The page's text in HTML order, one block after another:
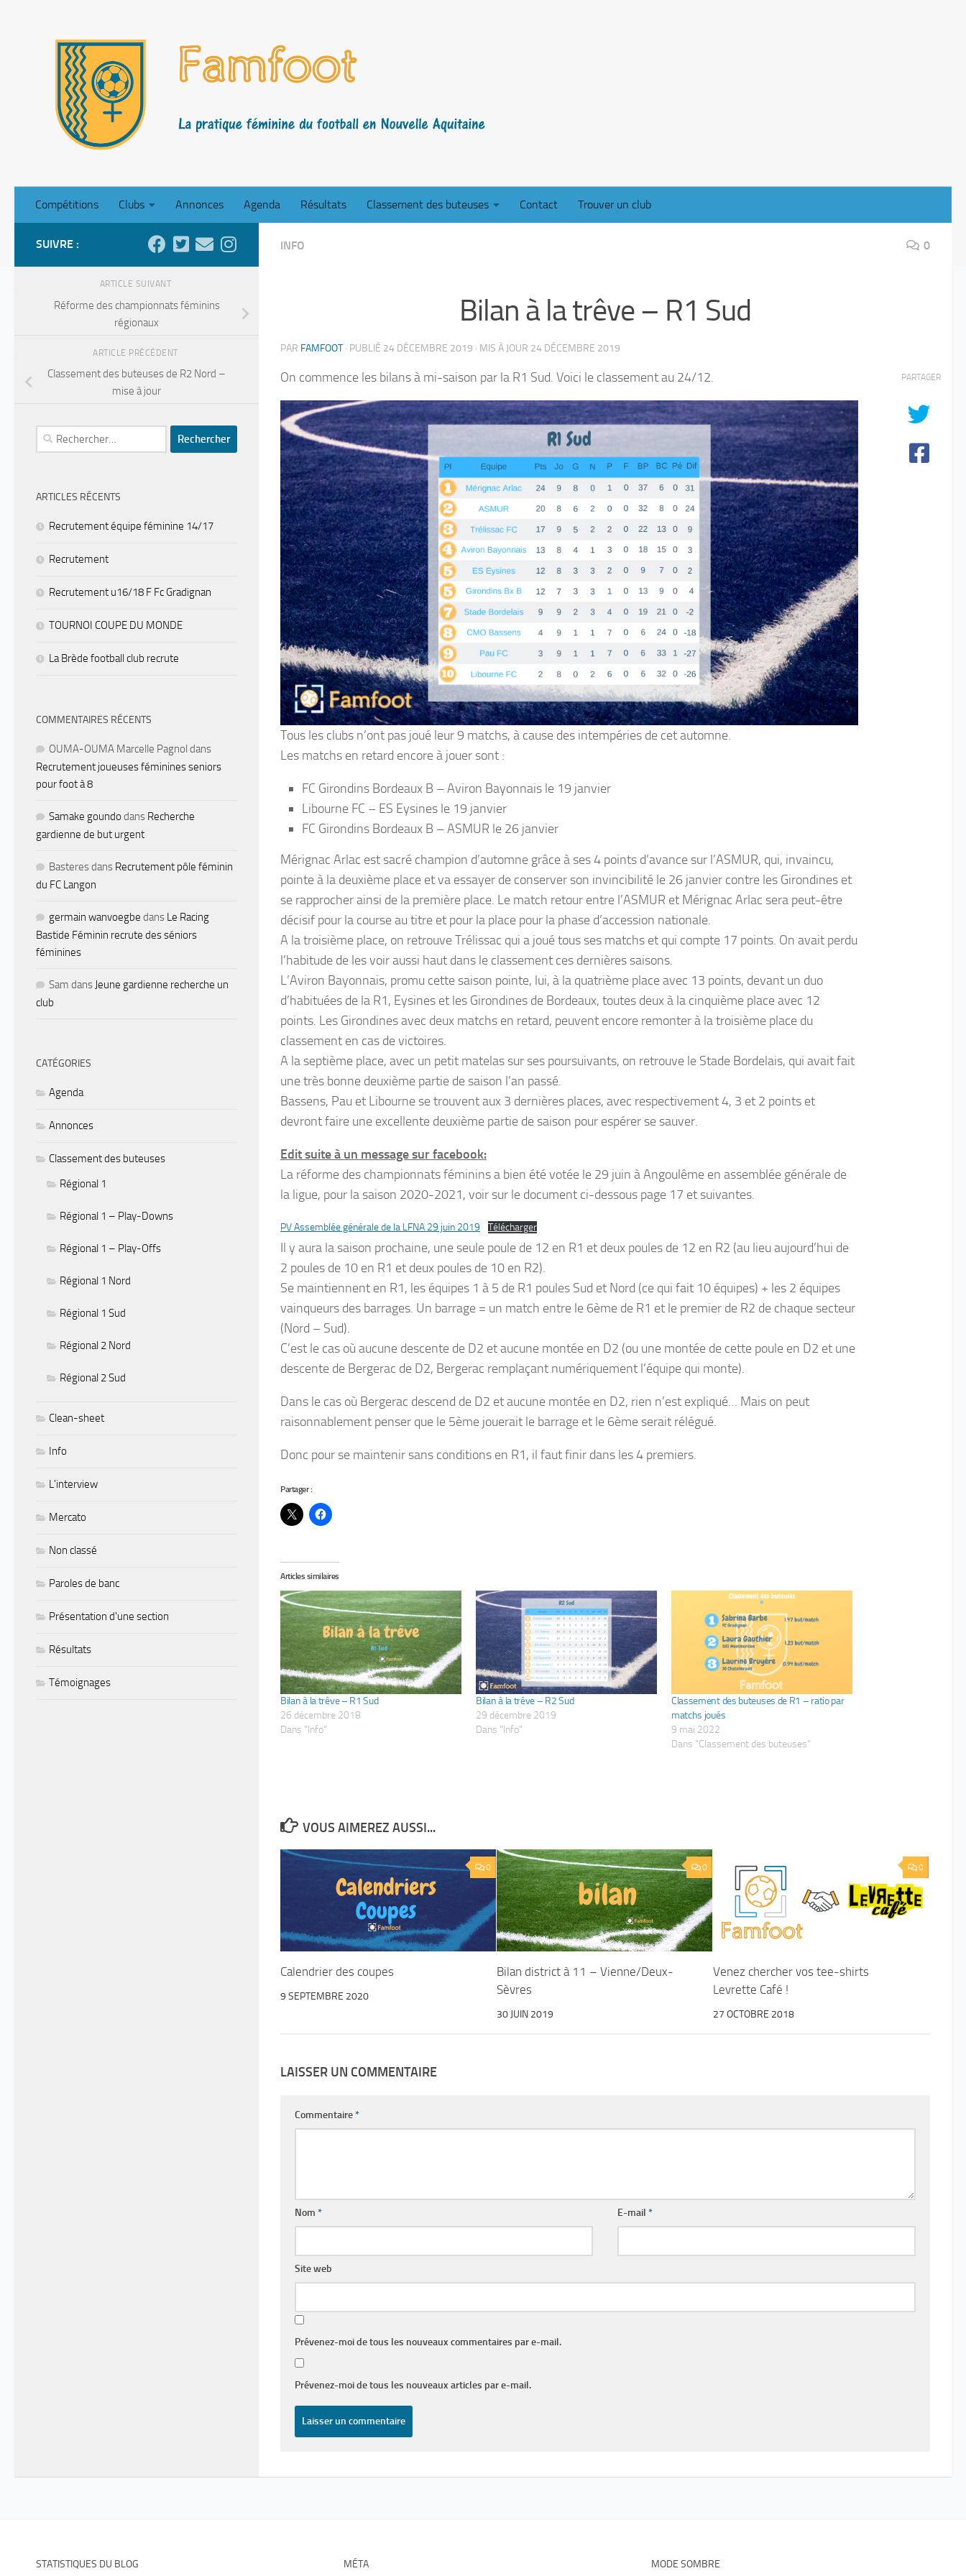
Compétitions Clubs Annonces Agenda Résultats Classement des buteuses Contact Trouver un club
INFO 0
Bilan à la trêve – R1 Sud
PAR FAMFOOT · PUBLIÉ 24 DÉCEMBRE 2019 · MIS À JOUR 24 DÉCEMBRE 2019
On commence les bilans à mi-saison par la R1 Sud. Voici le classement au 24/12.
Tous les clubs n’ont pas joué leur 9 matchs, à cause des intempéries de cet automne.
Les matchs en retard encore à jouer sont :
FC Girondins Bordeaux B – Aviron Bayonnais le 19 janvier
Libourne FC – ES Eysines le 19 janvier
FC Girondins Bordeaux B – ASMUR le 26 janvier
Mérignac Arlac est sacré champion d’automne grâce à ses 4 points d’avance sur l’ASMUR, qui, invaincu,
pointe à la deuxième place et va essayer de conserver son invincibilité le 26 janvier contre les Girondines et
se rapprocher ainsi de la première place. Le match retour entre l’ASMUR et Mérignac Arlac sera peut-être
décisif pour la course au titre et pour la place pour la phase d’accession nationale.
A la troisième place, on retrouve Trélissac qui a joué tous ses matchs et qui compte 17 points. On avait perdu
l’habitude de les voir aussi haut dans le classement ces dernières saisons.
L’Aviron Bayonnais, promu cette saison pointe, lui, à la quatrième place avec 13 points, devant un duo
d’habituées de la R1, Eysines et les Girondines de Bordeaux, toutes deux à la cinquième place avec 12
points. Les Girondines avec deux matchs en retard, peuvent encore remonter à la troisième place du
classement en cas de victoires.
A la septième place, avec un petit matelas sur ses poursuivants, on retrouve le Stade Bordelais, qui avait fait
une très bonne deuxième partie de saison l’an passé.
Bassens, Pau et Libourne se trouvent aux 3 dernières places, avec respectivement 4, 3 et 2 points et
devront faire une excellente deuxième partie de saison pour espérer se sauver.
Edit suite à un message sur facebook:
La réforme des championnats féminins a bien été votée le 29 juin à Angoulême en assemblée générale de
la ligue, pour la saison 2020-2021, voir sur le document ci-dessous page 17 et suivantes.
PV Assemblée générale de la LFNA 29 juin 2019 Télécharger
Il y aura la saison prochaine, une seule poule de 12 en R1 et deux poules de 12 en R2 (au lieu aujourd’hui de
2 poules de 10 en R1 et deux poules de 10 en R2).
Se maintiennent en R1, les équipes 1 à 5 de R1 poules Sud et Nord (ce qui fait 10 équipes) + les 2 équipes
vainqueurs des barrages. Un barrage = un match entre le 6ème de R1 et le premier de R2 de chaque secteur
(Nord – Sud).
C’est le cas où aucune descente de D2 et aucune montée en D2 (ou une montée de cette poule en D2 et une
descente de Bergerac de D2, Bergerac remplaçant numériquement l’équipe qui monte).
Dans le cas où Bergerac descend de D2 et aucune montée en D2, rien n’est expliqué… Mais on peut
raisonnablement penser que le 5ème jouerait le barrage et le 6ème serait rélégué.
Donc pour se maintenir sans conditions en R1, il faut finir dans les 4 premiers.
Partager :
Articles similaires
Bilan à la trêve – R1 Sud
26 décembre 2018
Dans "Info"
Bilan à la trêve – R2 Sud
29 décembre 2019
Dans "Info"
Classement des buteuses de R1 – ratio par
matchs joués
9 mai 2022
Dans "Classement des buteuses"
PARTAGER
VOUS AIMEREZ AUSSI...
0
Calendrier des coupes
9 SEPTEMBRE 2020
0
Bilan district à 11 – Vienne/Deux-
Sèvres
30 JUIN 2019
0
Venez chercher vos tee-shirts
Levrette Café !
27 OCTOBRE 2018
LAISSER UN COMMENTAIRE
Commentaire*
Nom * E-mail*
Site web
Prévenez-moi de tous les nouveaux commentaires par e-mail.
Prévenez-moi de tous les nouveaux articles par e-mail.
SUIVRE :
ARTICLE SUIVANT
Réforme des championnats féminins
régionaux
ARTICLE PRÉCÉDENT
Classement des buteuses de R2 Nord –
mise à jour
Rechercher :
ARTICLES RÉCENTS
Recrutement équipe féminine 14/17
Recrutement
Recrutement u16/18 F Fc Gradignan
TOURNOI COUPE DU MONDE
La Brède football club recrute
COMMENTAIRES RÉCENTS
OUMA-OUMA Marcelle Pagnol dans
Recrutement joueuses féminines seniors
pour foot à 8
Samake goundo dans Recherche
gardienne de but urgent
Basteresdans Recrutement pôle féminin
du FC Langon
germain wanvoegbe dans Le Racing
Bastide Féminin recrute des séniors
féminines
Sam dans Jeune gardienne recherche un
club
CATÉGORIES
Agenda
Annonces
Classement des buteuses
Régional 1
Régional 1 – Play-Downs
Régional 1 – Play-Offs
Régional 1 Nord
Régional 1 Sud
Régional 2 Nord
Régional 2 Sud
Clean-sheet
Info
L'interview
Mercato
Non classé
Paroles de banc
Présentation d'une section
Résultats
Témoignages
STATISTIQUES DU BLOG MÉTA MODE SOMBRE